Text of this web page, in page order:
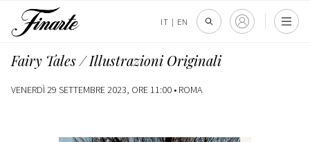
IT | EN
Fairy Tales / Illustrazioni Originali
VENERDÌ 29 SETTEMBRE 2023, ORE 11:00 • ROMA